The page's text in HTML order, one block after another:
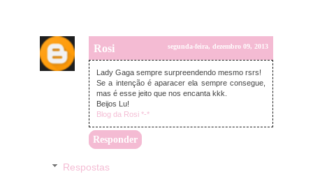
Rosi segunda-feira, dezembro 09, 2013
Lady Gaga sempre surpreendendo mesmo rsrs!
Se a intenção é aparacer ela sempre consegue,
mas é esse jeito que nos encanta kkk.
Beijos Lu!
Blog da Rosi *-*
Responder
Respostas